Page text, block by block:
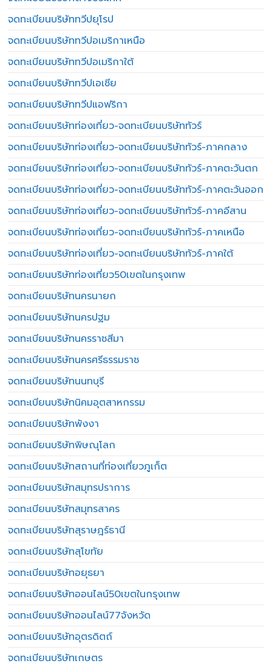
จดทะเบียนบริษัททวีปยุโรป
จดทะเบียนบริษัททวีปอเมริกาเหนือ
จดทะเบียนบริษัททวีปอเมริกาใต้
จดทะเบียนบริษัททวีปเอเชีย
จดทะเบียนบริษัททวีปแอฟริกา
จดทะเบียนบริษัทท่องเที่ยว-จดทะเบียนบริษัททัวร์
จดทะเบียนบริษัทท่องเที่ยว-จดทะเบียนบริษัททัวร์-ภาคกลาง
จดทะเบียนบริษัทท่องเที่ยว-จดทะเบียนบริษัททัวร์-ภาคตะวันตก
จดทะเบียนบริษัทท่องเที่ยว-จดทะเบียนบริษัททัวร์-ภาคตะวันออก
จดทะเบียนบริษัทท่องเที่ยว-จดทะเบียนบริษัททัวร์-ภาคอีสาน
จดทะเบียนบริษัทท่องเที่ยว-จดทะเบียนบริษัททัวร์-ภาคเหนือ
จดทะเบียนบริษัทท่องเที่ยว-จดทะเบียนบริษัททัวร์-ภาคใต้
จดทะเบียนบริษัทท่องเที่ยว50เขตในกรุงเทพ
จดทะเบียนบริษัทนครนายก
จดทะเบียนบริษัทนครปฐม
จดทะเบียนบริษัทนครราชสีมา
จดทะเบียนบริษัทนครศรีธรรมราช
จดทะเบียนบริษัทนนทบุรี
จดทะเบียนบริษัทนิคมอุตสาหกรรม
จดทะเบียนบริษัทพังงา
จดทะเบียนบริษัทพิษณุโลก
จดทะเบียนบริษัทสถานที่ท่องเที่ยวภูเก็ต
จดทะเบียนบริษัทสมุทรปราการ
จดทะเบียนบริษัทสมุทรสาคร
จดทะเบียนบริษัทสุราษฎร์ธานี
จดทะเบียนบริษัทสุโขทัย
จดทะเบียนบริษัทอยุธยา
จดทะเบียนบริษัทออนไลน์50เขตในกรุงเทพ
จดทะเบียนบริษัทออนไลน์77จังหวัด
จดทะเบียนบริษัทอุตรดิตถ์
จดทะเบียนบริษัทเกษตร